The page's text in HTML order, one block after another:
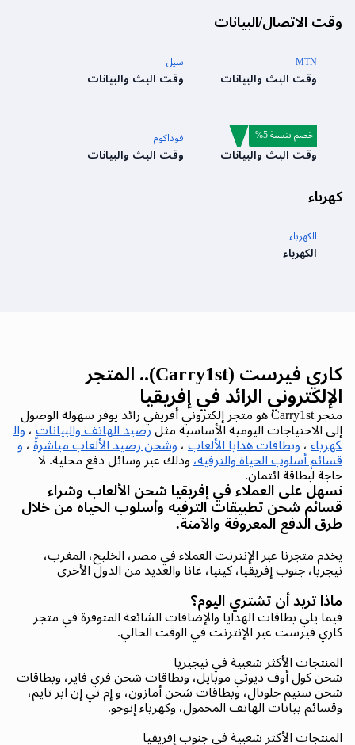
وقت الاتصال/البيانات
MTN
وقت البث والبيانات
سيل
وقت البث والبيانات
تيلكوم موبايل
وقت البث والبيانات
خصم بنسبة 5% فوداكوم
وقت البث والبيانات
كهرباء
الكهرباء
الكهرباء
كاري فيرست (Carry1st).. المتجر
الإلكتروني الرائد في إفريقيا
متجر Carry1st هو متجر إلكتروني أفريقي رائد يوفر سهولة الوصول
إلى الاحتياجات اليومية الأساسية مثل رصيد الهاتف والبيانات ، وال
كهرباء ، وبطاقات هدايا الألعاب ، وشحن رصيد الألعاب مباشرةً ، و
قسائم أسلوب الحياة والترفيه، وذلك عبر وسائل دفع محلية. لا
حاجة لبطاقة ائتمان.
نسهل على العملاء في إفريقيا شحن الألعاب وشراء
قسائم شحن تطبيقات الترفيه وأسلوب الحياه من خلال
طرق الدفع المعروفة والآمنة.
يخدم متجرنا عبر الإنترنت العملاء في مصر، الخليج، المغرب،
نيجريا، جنوب إفريقيا، كينيا، غانا والعديد من الدول الأخرى
ماذا تريد أن تشتري اليوم؟
فيما يلي بطاقات الهدايا والإضافات الشائعة المتوفرة في متجر
كاري فيرست عبر الإنترنت في الوقت الحالي.
المنتجات الأكثر شعبية في نيجيريا
شحن كول أوف ديوتي موبايل، وبطاقات شحن فري فاير، وبطاقات
شحن ستيم جلوبال، وبطاقات شحن أمازون، و إم تي إن اير تايم،
وقسائم بيانات الهاتف المحمول، وكهرباء إنوجو.
المنتجات الأكثر شعبية في جنوب إفريقيا